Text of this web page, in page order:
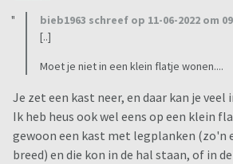
bieb1963 schreef op 11-06-2022 om
[..]
Moet je niet in een klein flatje wonen....
Je zet een kast neer, en daar kan je veel
Ik heb heus ook wel eens op een klein
gewoon een kast met legplanken (zo'n
breed) en die kon in de hal staan, of in